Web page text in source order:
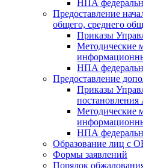
НПА
Предоставление
общего, среднего
Приказы
Методические
НПА
Предоставление
Приказы
Методические
НПА
Образование лиц с
Формы заявлений
Порядок